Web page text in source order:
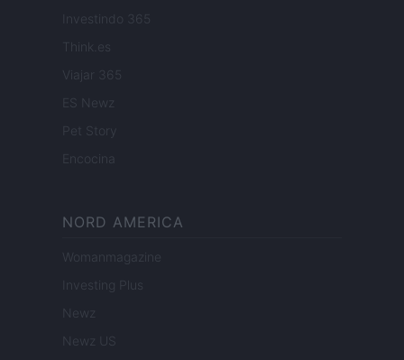
Investindo 365
Think.es
Viajar 365
ES Newz
Pet Story
Encocina
NORD AMERICA
Womanmagazine
Investing Plus
Newz
Newz US